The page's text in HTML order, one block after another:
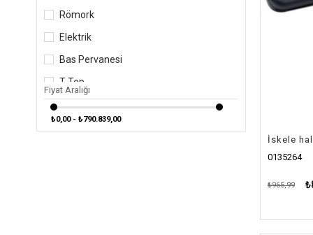
Römork
Elektrik
Bas Pervanesi
T-Top
Balıkçılık
Elektronik
Fiyat Aralığı
₺0,00 - ₺790.839,00
İskele
0135264
₺965,99